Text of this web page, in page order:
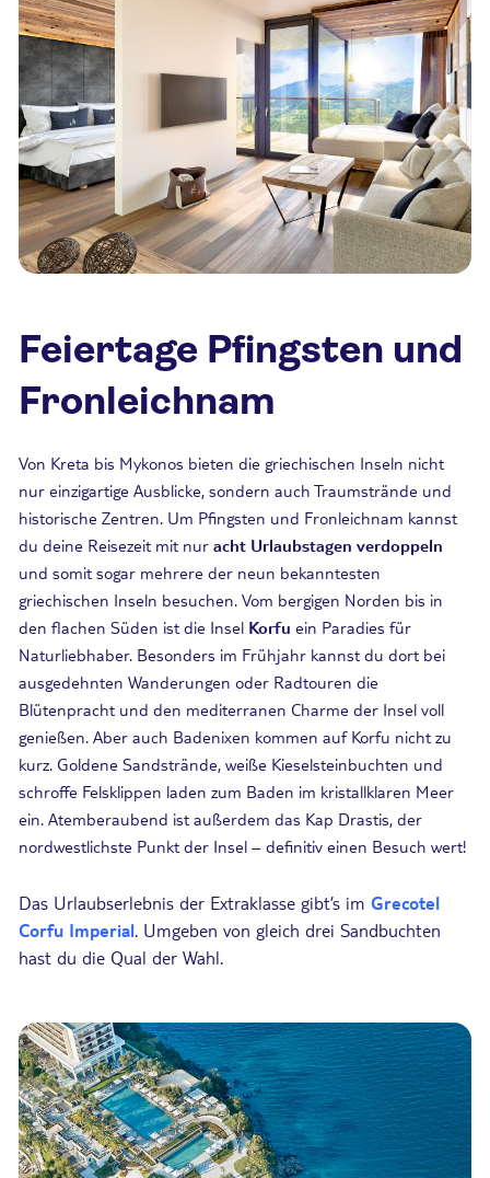
Feiertage Pfingsten und
Fronleichnam
Von Kreta bis Mykonos bieten die griechischen Inseln nicht
nur einzigartige Ausblicke, sondern auch Traumstrände und
historische Zentren. Um Pfingsten und Fronleichnam kannst
du deine Reisezeit mit nur acht Urlaubstagen verdoppeln
und somit sogar mehrere der neun bekanntesten
griechischen Inseln besuchen. Vom bergigen Norden bis in
den flachen Süden ist die Insel Korfu ein Paradies für
Naturliebhaber. Besonders im Frühjahr kannst du dort bei
ausgedehnten Wanderungen oder Radtouren die
Blütenpracht und den mediterranen Charme der Insel voll
genießen. Aber auch Badenixen kommen auf Korfu nicht zu
kurz. Goldene Sandstrände, weiße Kieselsteinbuchten und
schroffe Felsklippen laden zum Baden im kristallklaren Meer
ein. Atemberaubend ist außerdem das Kap Drastis, der
nordwestlichste Punkt der Insel – definitiv einen Besuch wert!
Das Urlaubserlebnis der Extraklasse gibt’s im Grecotel
Corfu Imperial. Umgeben von gleich drei Sandbuchten
hast du die Qual der Wahl.